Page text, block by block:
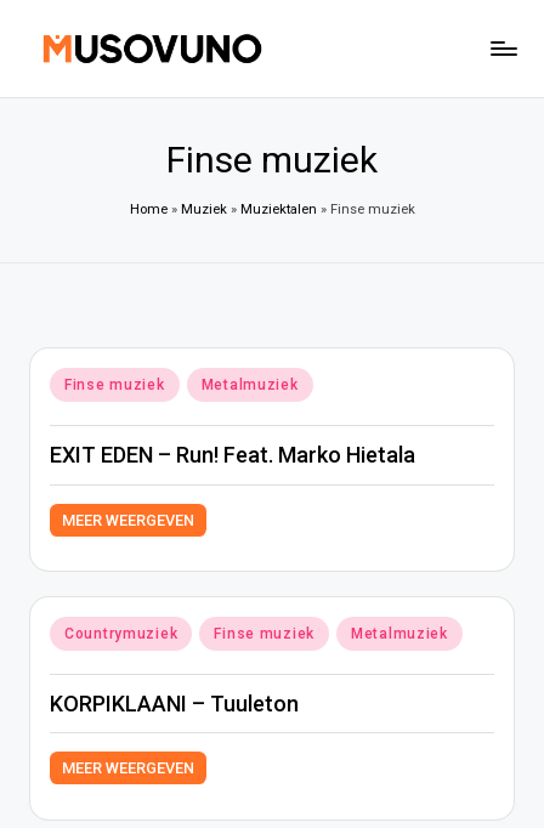
Finse muziek
Home» Muziek» Muziektalen » Finse muziek
Geplaatst
in
Finse muziek Metalmuziek
EXIT EDEN – Run! Feat. Marko Hietala
MEER WEERGEVEN
Geplaatst
in
Countrymuziek Finse muziek Metalmuziek
KORPIKLAANI – Tuuleton
MEER WEERGEVEN